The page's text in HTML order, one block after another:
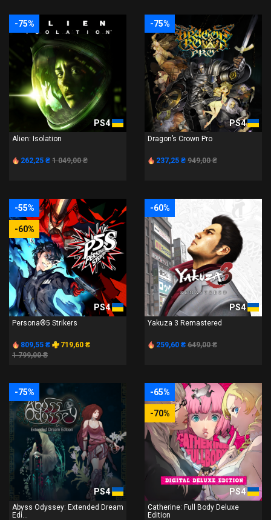
-75%
PS4
Alien: Isolation
262,25 ₴ 1 049,00 ₴
-75%
PS4
Dragon’s Crown Pro
237,25 ₴ 949,00 ₴
-55%
-60%
PS4
Persona®5 Strikers
809,55 ₴
719,60 ₴
1 799,00 ₴
-60%
PS4
Yakuza 3 Remastered
259,60 ₴ 649,00 ₴
-75%
PS4
Abyss Odyssey: Extended Dream
Edi...
-65%
-70%
PS4
Catherine: Full Body Deluxe
Edition